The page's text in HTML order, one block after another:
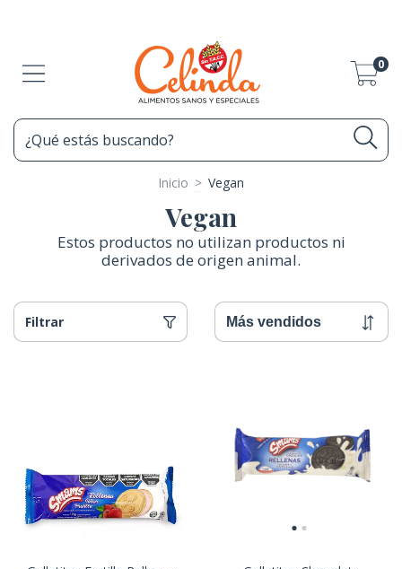
0
Inicio > Vegan
Vegan
Estos productos no utilizan productos ni
derivados de origen animal.
Filtrar